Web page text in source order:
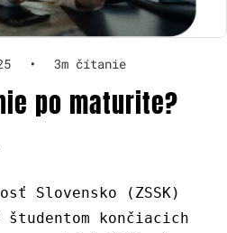
• 3m čítanie
po maturite?
Slovensko (ZSSK)
študentom končiacich